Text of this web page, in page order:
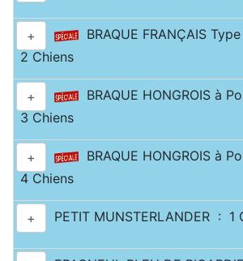
+
BRAQUE FRANÇAIS
2 Chiens
+
BRAQUE HONGROIS à
3 Chiens
+
BRAQUE HONGROIS à
4 Chiens
+ PETIT MUNSTERLANDER : 1